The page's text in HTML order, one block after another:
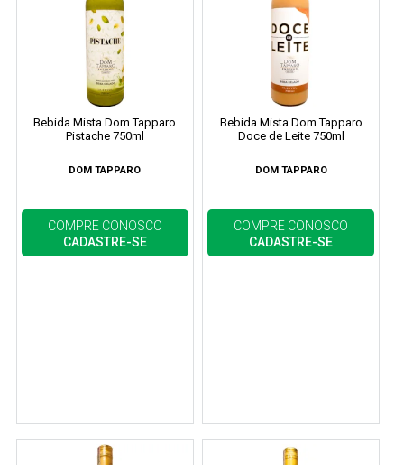
Bebida Mista Dom Tapparo
Pistache 750ml
DOM TAPPARO
COMPRE CONOSCO
CADASTRE-SE
Bebida Mista Dom Tapparo
Doce de Leite 750ml
DOM TAPPARO
COMPRE CONOSCO
CADASTRE-SE